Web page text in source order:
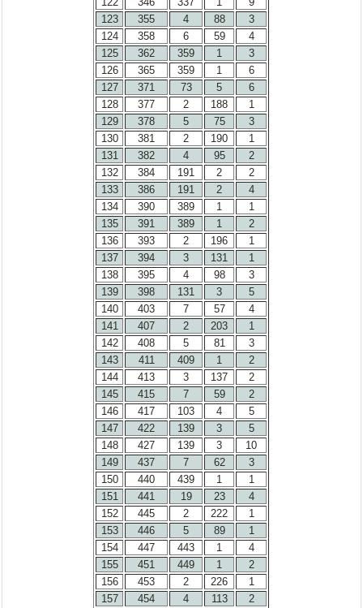
123
355 4 88
3
124
358 6 59
4
125
362 359 1
3
126
365 359 1
6
127
371 73 5
6
128
377 2 188
1
129
378 5 75
3
130
381 2 190
1
131
382 4 95
2
132
384 191 2
2
133
386 191 2
4
134
390 389 1
1
135
391 389 1
2
136
393 2 196
1
137
394 3 131
1
138
395 4 98
3
139
398 131 3
5
140
403 7 57
4
141
407 2 203
1
142
408 5 81
3
143
411 409 1
2
144
413 3 137
2
145
415 7 59
2
146
417 103 4
5
147
422 139 3
5
148
427 139 3
10
149
437 7 62
3
150
440 439 1
1
151
441 19 23
4
152
445 2 222
1
153
446 5 89
1
154
447 443 1
4
155
451 449 1
2
156
453 2 226
1
157
454 4 113
2